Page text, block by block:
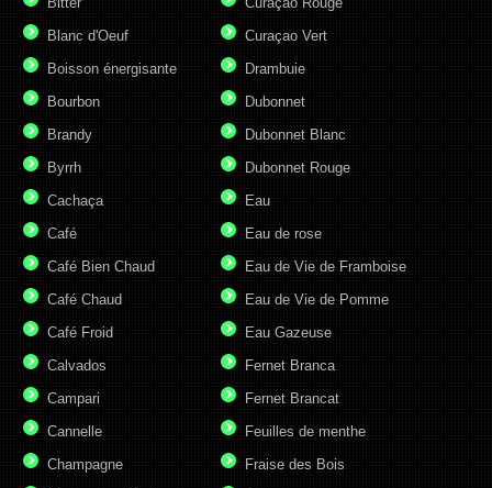
Blanc d'Oeuf
Boisson énergisante
Bourbon
Brandy
Byrrh
Cachaça
Café
Café Bien Chaud
Café Chaud
Café Froid
Calvados
Campari
Cannelle
Champagne
Curaçao Vert
Drambuie
Dubonnet
Dubonnet Blanc
Dubonnet Rouge
Eau
Eau de rose
Eau de Vie de Framboise
Eau de Vie de Pomme
Eau Gazeuse
Fernet Branca
Fernet Brancat
Feuilles de menthe
Fraise des Bois